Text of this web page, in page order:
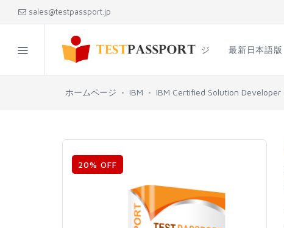
sales@testpassport.jp
ホームページ 最新日本語版
ホームページ IBM IBM Certified Solution Developer
20% OFF